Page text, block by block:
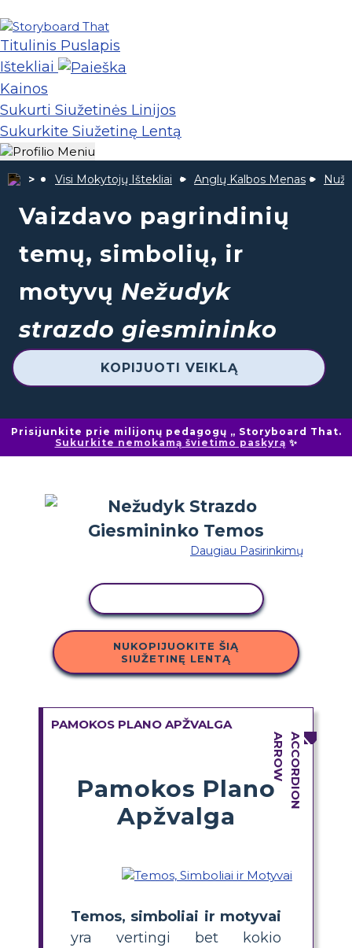
Titulinis Puslapis
Ištekliai
Kainos
Sukurti Siužetinės Linijos
Sukurkite Siužetinę Lentą
Visi Mokytojų Ištekliai Anglų Kalbos Menas
Vaizdavo pagrindinių
temų, simbolių, ir
motyvų Nežudyk
strazdo giesmininko
KOPIJUOTI VEIKLĄ
Prisijunkite prie milijonų pedagogų „ Storyboard That.
Sukurkite nemokamą švietimo paskyrą ✨
Daugiau Pasirinkimų
NUKOPIJUOKITE ŠIĄ
SIUŽETINĘ LENTĄ
PAMOKOS PLANO APŽVALGA
Pamokos Plano
Apžvalga
Temos, simboliai ir motyvai
yra vertingi bet kokio